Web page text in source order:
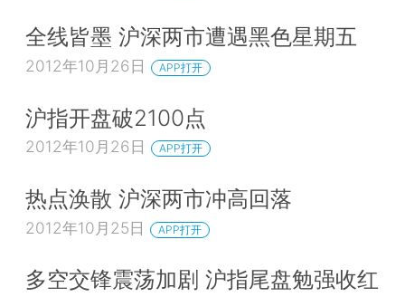
全线皆墨 沪深两市遭遇黑色星期五
2012年10月26日 APP打开
沪指开盘破2100点
2012年10月26日 APP打开
热点涣散 沪深两市冲高回落
2012年10月25日 APP打开
多空交锋震荡加剧 沪指尾盘勉强收红